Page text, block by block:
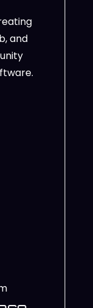
and